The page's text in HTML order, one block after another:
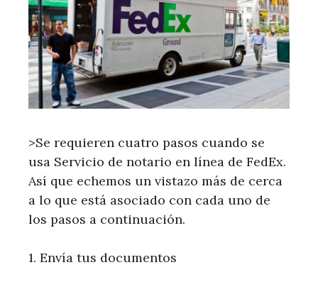
>Se requieren cuatro pasos cuando se
usa Servicio de notario en línea de FedEx.
Así que echemos un vistazo más de cerca
a lo que está asociado con cada uno de
los pasos a continuación.
1. Envía tus documentos